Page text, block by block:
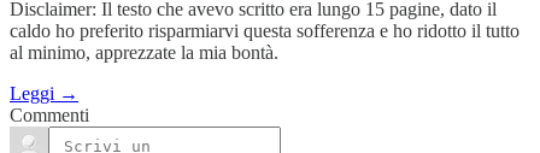
Disclaimer: Il testo che avevo scritto era lungo 15 pagine, dato il
caldo ho preferito risparmiarvi questa sofferenza e ho ridotto il tutto
al minimo, apprezzate la mia bontà.
Leggi →
Commenti